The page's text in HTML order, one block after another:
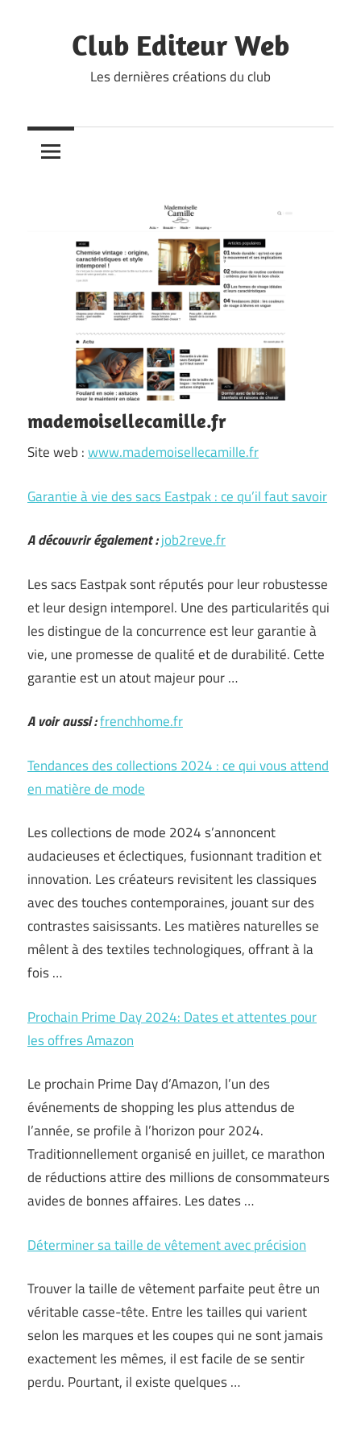
Club Editeur Web
Les dernières créations du club
mademoisellecamille.fr
Site web :www.mademoisellecamille.fr
Garantie à vie des sacs Eastpak : ce qu’il faut savoir
A découvrir également :job2reve.fr
Les sacs Eastpak sont réputés pour leur robustesse
et leur design intemporel. Une des particularités qui
les distingue de la concurrence est leur garantie à
vie, une promesse de qualité et de durabilité. Cette
garantie est un atout majeur pour …
A voir aussi :frenchhome.fr
Tendances des collections 2024 : ce qui vous attend
en matière de mode
Les collections de mode 2024 s’annoncent
audacieuses et éclectiques, fusionnant tradition et
innovation. Les créateurs revisitent les classiques
avec des touches contemporaines, jouant sur des
contrastes saisissants. Les matières naturelles se
mêlent à des textiles technologiques, offrant à la
fois …
Prochain Prime Day 2024: Dates et attentes pour
les offres Amazon
Le prochain Prime Day d’Amazon, l’un des
événements de shopping les plus attendus de
l’année, se profile à l’horizon pour 2024.
Traditionnellement organisé en juillet, ce marathon
de réductions attire des millions de consommateurs
avides de bonnes affaires. Les dates …
Déterminer sa taille de vêtement avec précision
Trouver la taille de vêtement parfaite peut être un
véritable casse-tête. Entre les tailles qui varient
selon les marques et les coupes qui ne sont jamais
exactement les mêmes, il est facile de se sentir
perdu. Pourtant, il existe quelques …